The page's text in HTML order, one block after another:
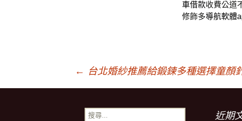
車借款收費公道
修飾多導航軟體
← 台北婚紗推薦給鍛鍊多種選擇童顏
搜
近期